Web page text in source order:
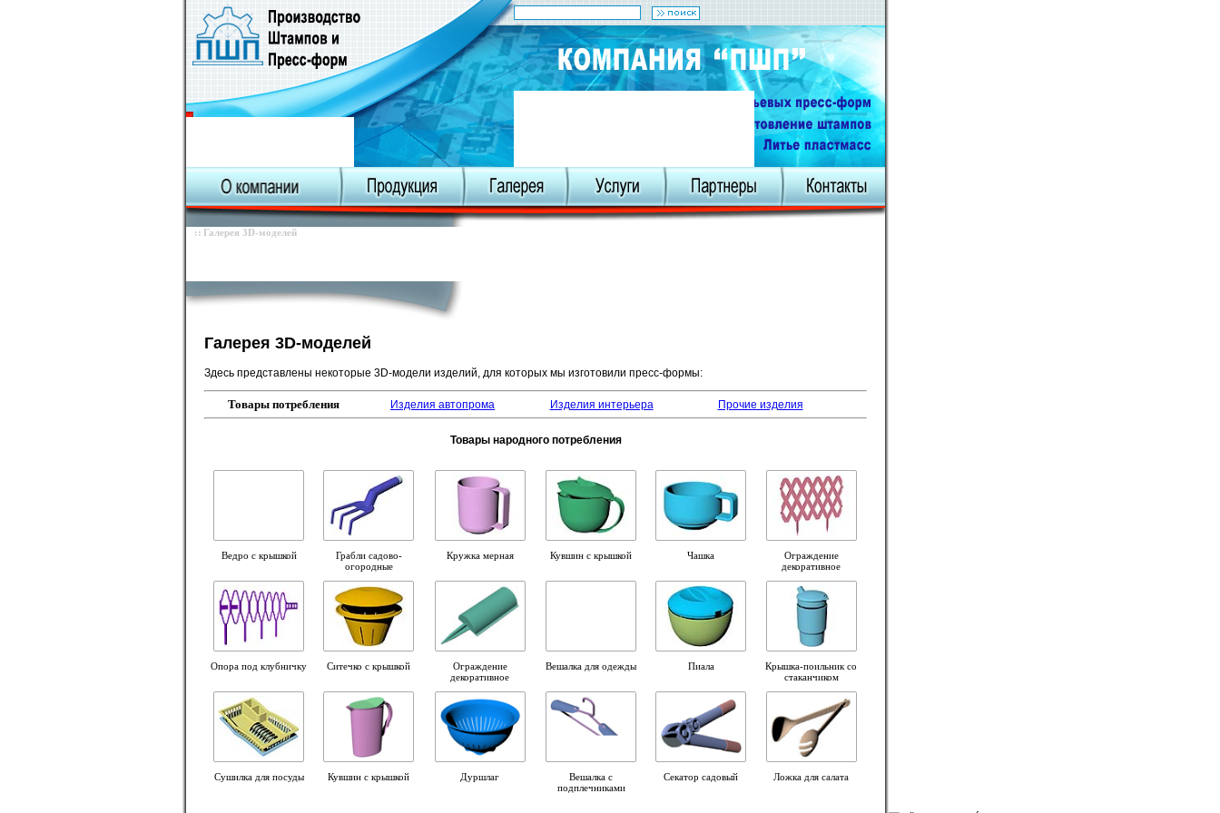
Галерея 3D-моделей
Галерея 3D-моделей
Здесь представлены некоторые 3D-модели изделий, для которых мы изготовили пресс-формы:
Товары потребления Изделия автопрома Изделия интерьера Прочие изделия
Товары народного потребления
Ведро с крышкой
Грабли садово-
огородные
Кружка мерная Кувшин с крышкой Чашка
Ограждение
декоративное
Опора под клубничку Ситечко с крышкой
Ограждение
декоративное
Вешалка для одежды Пиала
Крышка-поильник со
стаканчиком
Сушилка для посуды Кувшин с крышкой Дуршлаг
Вешалка с
подплечниками
Секатор садовый Ложка для салата